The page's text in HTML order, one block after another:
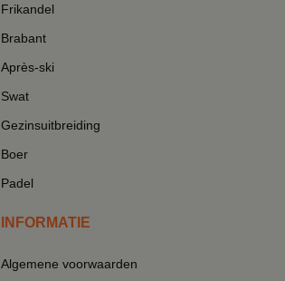
Frikandel
Brabant
Après-ski
Swat
Gezinsuitbreiding
Boer
Padel
INFORMATIE
Algemene voorwaarden